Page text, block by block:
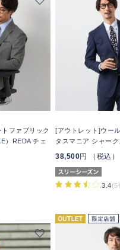
ファブリック
）REDA チェ
[アウトレット]ウー
タスマニア シャー
38,500円 （税込）
3.4(5